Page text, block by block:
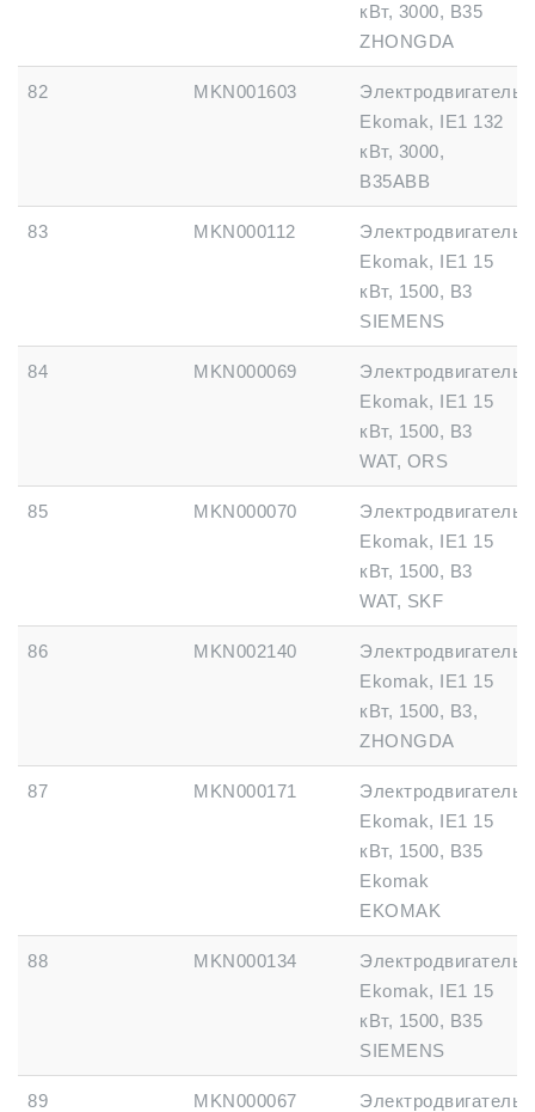
кВт, 3000, B35
ZHONGDA
82 MKN001603
Электродвигатель
Ekomak, IE1 132
кВт, 3000,
B35ABB
83 MKN000112
Электродвигатель
Ekomak, IE1 15
кВт, 1500, B3
SIEMENS
84 MKN000069
Электродвигатель
Ekomak, IE1 15
кВт, 1500, B3
WAT, ORS
85 MKN000070
Электродвигатель
Ekomak, IE1 15
кВт, 1500, B3
WAT, SKF
86 MKN002140
Электродвигатель
Ekomak, IE1 15
кВт, 1500, B3,
ZHONGDA
87 MKN000171
Электродвигатель
Ekomak, IE1 15
кВт, 1500, B35
Ekomak
EKOMAK
88 MKN000134
Электродвигатель
Ekomak, IE1 15
кВт, 1500, B35
SIEMENS
89 MKN000067
Электродвигатель